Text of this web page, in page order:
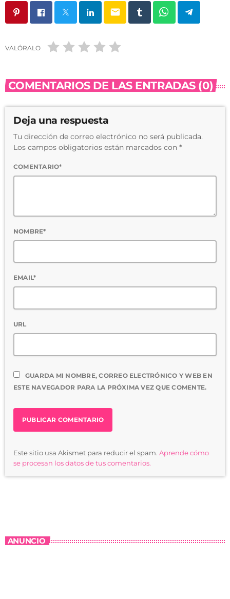
email
VALÓRALO
COMENTARIOS DE LAS ENTRADAS (0)
Deja una respuesta
Tu dirección de correo electrónico no será publicada.
Los campos obligatorios están marcados con *
COMENTARIO*
NOMBRE*
EMAIL*
URL
GUARDA MI NOMBRE, CORREO ELECTRÓNICO Y WEB EN
ESTE NAVEGADOR PARA LA PRÓXIMA VEZ QUE COMENTE.
Este sitio usa Akismet para reducir el spam. Aprende cómo
se procesan los datos de tus comentarios.
ANUNCIO